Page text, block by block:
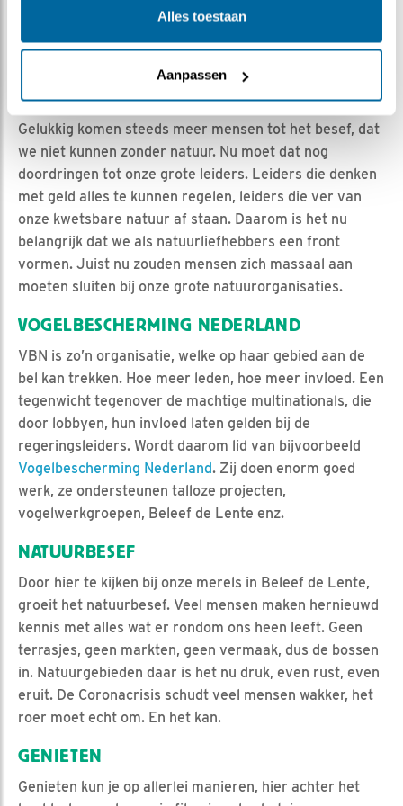
Alles toestaan
Aanpassen
beetje zoals met vogels, zwarte vogels zijn haast
vanzelfsprekend boosdoeners. Hoeveel leven zou er
NATUURINCLUSIEF LEVEN
Gelukkig komen steeds meer mensen tot het besef, dat
we niet kunnen zonder natuur. Nu moet dat nog
doordringen tot onze grote leiders. Leiders die denken
met geld alles te kunnen regelen, leiders die ver van
onze kwetsbare natuur af staan. Daarom is het nu
belangrijk dat we als natuurliefhebbers een front
vormen. Juist nu zouden mensen zich massaal aan
moeten sluiten bij onze grote natuurorganisaties.
VOGELBESCHERMING NEDERLAND
VBN is zo’n organisatie, welke op haar gebied aan de
bel kan trekken. Hoe meer leden, hoe meer invloed. Een
tegenwicht tegenover de machtige multinationals, die
door lobbyen, hun invloed laten gelden bij de
regeringsleiders. Wordt daarom lid van bijvoorbeeld
Vogelbescherming Nederland. Zij doen enorm goed
werk, ze ondersteunen talloze projecten,
vogelwerkgroepen, Beleef de Lente enz.
NATUURBESEF
Door hier te kijken bij onze merels in Beleef de Lente,
groeit het natuurbesef. Veel mensen maken hernieuwd
kennis met alles wat er rondom ons heen leeft. Geen
terrasjes, geen markten, geen vermaak, dus de bossen
in. Natuurgebieden daar is het nu druk, even rust, even
eruit. De Coronacrisis schudt veel mensen wakker, het
roer moet echt om. En het kan.
GENIETEN
Genieten kun je op allerlei manieren, hier achter het